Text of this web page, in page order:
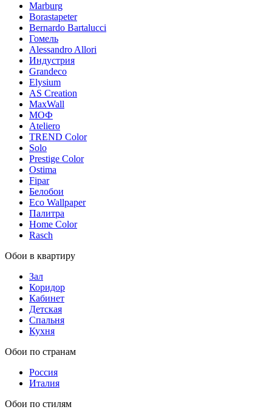
Marburg
Borastapeter
Bernardo Bartalucci
Гомель
Alessandro Allori
Индустрия
Grandeco
Elysium
AS Creation
MaxWall
МОФ
Ateliero
TREND Color
Solo
Prestige Color
Ostima
Fipar
Белобои
Eco Wallpaper
Палитра
Home Color
Rasch
Обои в квартиру
Зал
Коридор
Кабинет
Детская
Спальня
Кухня
Обои по странам
Россия
Италия
Обои по стилям